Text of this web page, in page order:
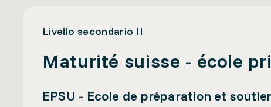
Livello secondario II
Maturité suisse - école
EPSU - Ecole de préparation et